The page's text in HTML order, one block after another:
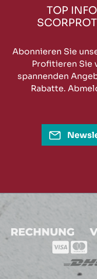
TOP
Abonnieren Sie
Profitieren Sie
spannenden
Rabatte.